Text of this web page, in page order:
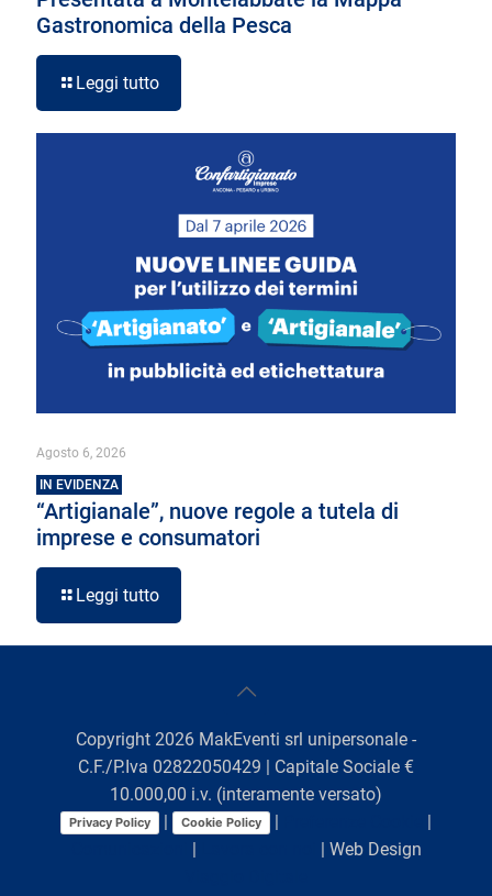
Gastronomica della Pesca
Leggi tutto
Agosto 6, 2026
IN EVIDENZA
“Artigianale”, nuove regole a tutela di
imprese e consumatori
Leggi tutto
Copyright 2026 MakEventi srl unipersonale -
C.F./P.Iva 02822050429 | Capitale Sociale €
10.000,00 i.v. (interamente versato)
Privacy Policy | Cookie Policy |
|
|
| Web Design